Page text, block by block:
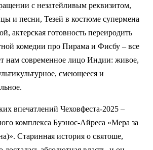
с незатейливым реквизитом,
и песни, Тезей в костюме супермена
актерская готовность переиродить
комедии про Пирама и Фисбу – все
нам современное лицо Индии: живое,
смеющееся и
впечатлений Чеховфеста-2025 –
комплекса Буэнос-Айреса «Мера за
Старинная история о святоше,